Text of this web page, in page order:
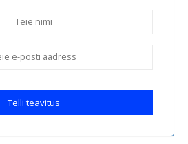
Telli teavitus